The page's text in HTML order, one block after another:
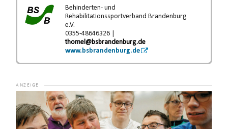
Behinderten- und
Rehabilitationssportverband Brandenburg
e.V.
0355-48646326 |
thomel@bsbrandenburg.de
www.bsbrandenburg.de
Player